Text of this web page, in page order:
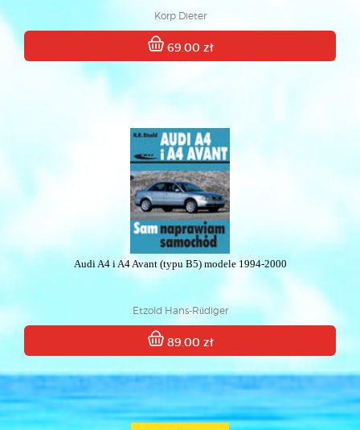
Korp Dieter
69.00 zł
Audi A4 i A4 Avant (typu B5) modele 1994-2000
Etzold Hans-Rüdiger
89.00 zł